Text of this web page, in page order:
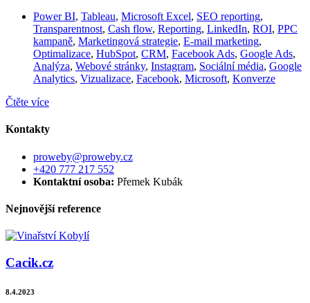
Power BI, Tableau, Microsoft Excel, SEO reporting,
Transparentnost, Cash flow, Reporting, LinkedIn, ROI, PPC
kampaně, Marketingová strategie, E-mail marketing,
Optimalizace, HubSpot, CRM, Facebook Ads, Google Ads,
Analýza, Webové stránky, Instagram, Sociální média, Google
Analytics, Vizualizace, Facebook, Microsoft, Konverze
Čtěte více
Kontakty
proweby@proweby.cz
+420 777 217 552
Kontaktní osoba: Přemek Kubák
Nejnovější reference
Cacik.cz
8.4.2023